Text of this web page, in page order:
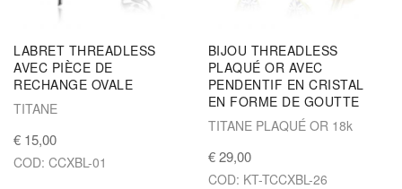
LABRET THREADLESS
AVEC PIÈCE DE
RECHANGE OVALE
TITANE
€ 15,00
COD: CCXBL-01
BIJOU THREADLESS
PLAQUÉ OR AVEC
PENDENTIF EN CRISTAL
EN FORME DE GOUTTE
TITANE PLAQUÉ OR 18k
€ 29,00
COD: KT-TCCXBL-26